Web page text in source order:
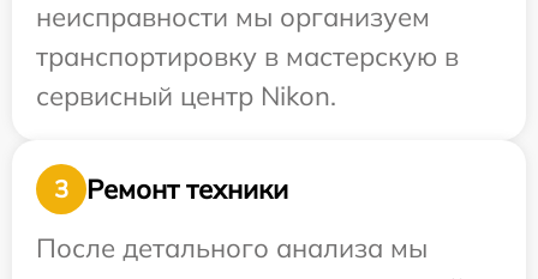
неисправности мы организуем
транспортировку в мастерскую в
сервисный центр Nikon.
3
Ремонт техники
После детального анализа мы